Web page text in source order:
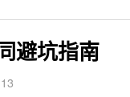
避坑指南